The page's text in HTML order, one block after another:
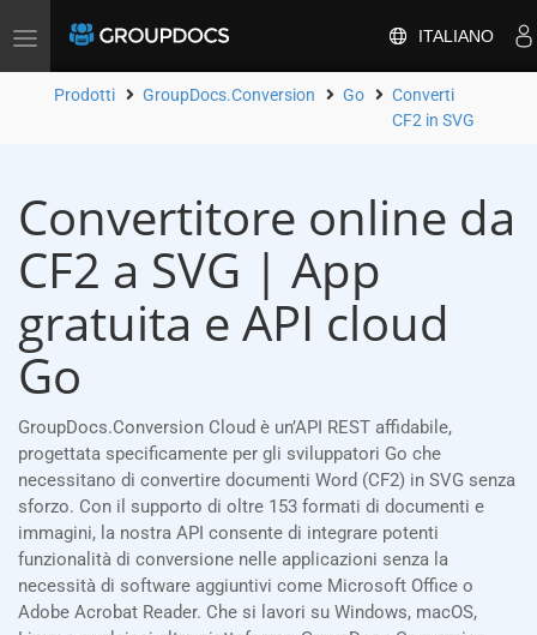
Attiva/disattiva
navigazione
ITALIANO
Prodotti GroupDocs.Conversion Go
Converti
CF2 in SVG
Convertitore online da
CF2 a SVG | App
gratuita e API cloud
Go
GroupDocs.Conversion Cloud è un’API REST affidabile,
progettata specificamente per gli sviluppatori Go che
necessitano di convertire documenti Word (CF2) in SVG senza
sforzo. Con il supporto di oltre 153 formati di documenti e
immagini, la nostra API consente di integrare potenti
funzionalità di conversione nelle applicazioni senza la
necessità di software aggiuntivi come Microsoft Office o
Adobe Acrobat Reader. Che si lavori su Windows, macOS,